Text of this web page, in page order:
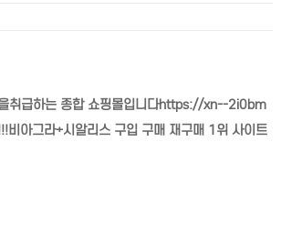
취급하는 종합 쇼핑몰입니다https://xn--2i0bm
아그라+시알리스 구입 구매 재구매 1위 사이트